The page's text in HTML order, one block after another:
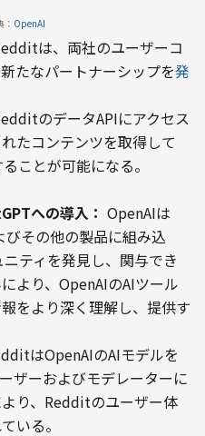
OpenAI
は、両社のユーザーコ
たなパートナーシップを発
のデータAPIにアクセス
たコンテンツを取得して
ことが可能になる​。
への導入： OpenAIは
その他の製品に組み込
ティを発見し、関与でき
より、OpenAIのAIツール
をより深く理解し、提供す
はOpenAIのAIモデルを
ザーおよびモデレーターに
り、Redditのユーザー体